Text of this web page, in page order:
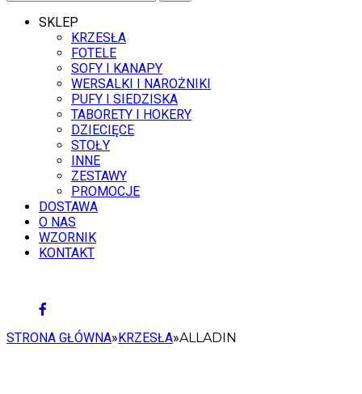
SKLEP
KRZESŁA
FOTELE
SOFY I KANAPY
WERSALKI I NAROŻNIKI
PUFY I SIEDZISKA
TABORETY I HOKERY
DZIECIĘCE
STOŁY
INNE
ZESTAWY
PROMOCJE
DOSTAWA
O NAS
WZORNIK
KONTAKT
STRONA GŁÓWNA»KRZESŁA»ALLADIN